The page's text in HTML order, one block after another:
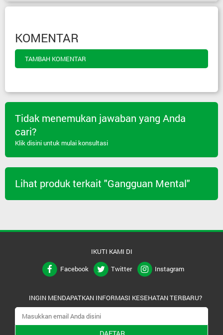
KOMENTAR
TAMBAH KOMENTAR
Tidak menemukan jawaban yang Anda
cari?
Klik disini untuk mulai konsultasi
Lihat produk terkait "Gangguan Mental"
IKUTI KAMI DI
Facebook
Twitter Instagram
INGIN MENDAPATKAN INFORMASI KESEHATAN TERBARU?
DAFTAR